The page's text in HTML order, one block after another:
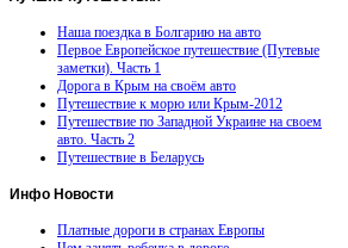
Наша поездка в Болгарию на авто
Первое Европейское путешествие (Путевые
заметки). Часть 1
Дорога в Крым на своём авто
Путешествие к морю или Крым-2012
Путешествие по Западной Украине на своем
авто. Часть 2
Путешествие в Беларусь
Инфо Новости
Платные дороги в странах Европы